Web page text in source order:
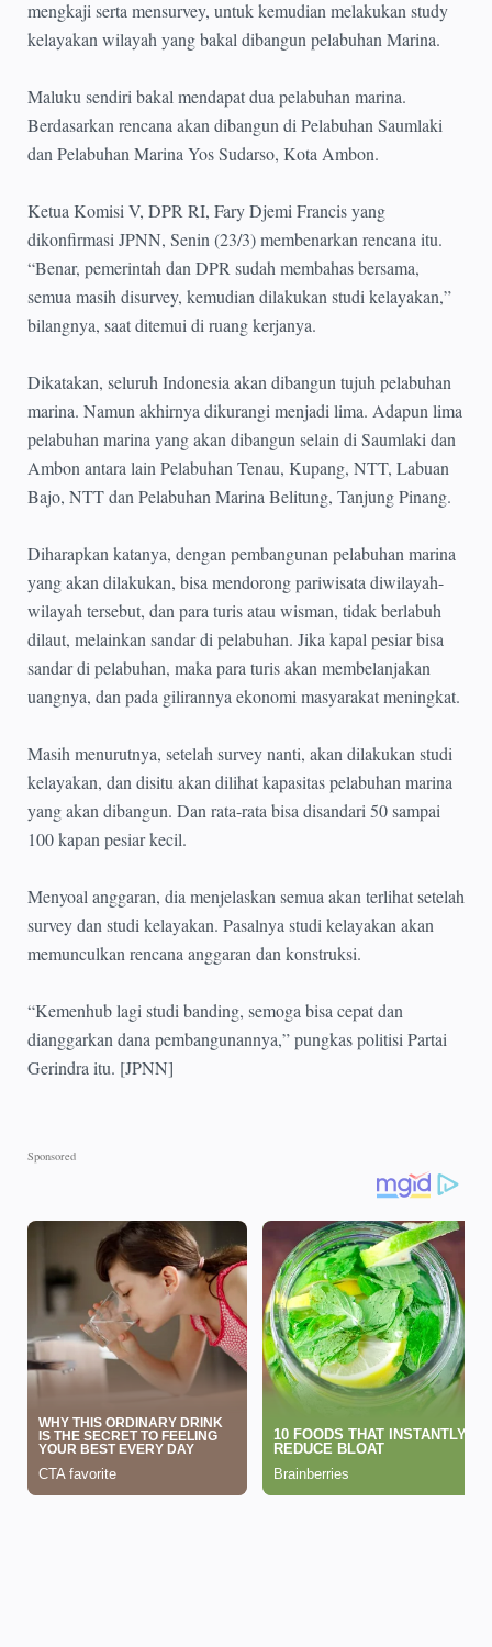
mengkaji serta mensurvey, untuk kemudian melakukan study
kelayakan wilayah yang bakal dibangun pelabuhan Marina.
Maluku sendiri bakal mendapat dua pelabuhan marina.
Berdasarkan rencana akan dibangun di Pelabuhan Saumlaki
dan Pelabuhan Marina Yos Sudarso, Kota Ambon.
Ketua Komisi V, DPR RI, Fary Djemi Francis yang
dikonfirmasi JPNN, Senin (23/3) membenarkan rencana itu.
“Benar, pemerintah dan DPR sudah membahas bersama,
semua masih disurvey, kemudian dilakukan studi kelayakan,”
bilangnya, saat ditemui di ruang kerjanya.
Dikatakan, seluruh Indonesia akan dibangun tujuh pelabuhan
marina. Namun akhirnya dikurangi menjadi lima. Adapun lima
pelabuhan marina yang akan dibangun selain di Saumlaki dan
Ambon antara lain Pelabuhan Tenau, Kupang, NTT, Labuan
Bajo, NTT dan Pelabuhan Marina Belitung, Tanjung Pinang.
Diharapkan katanya, dengan pembangunan pelabuhan marina
yang akan dilakukan, bisa mendorong pariwisata diwilayah-
wilayah tersebut, dan para turis atau wisman, tidak berlabuh
dilaut, melainkan sandar di pelabuhan. Jika kapal pesiar bisa
sandar di pelabuhan, maka para turis akan membelanjakan
uangnya, dan pada gilirannya ekonomi masyarakat meningkat.
Masih menurutnya, setelah survey nanti, akan dilakukan studi
kelayakan, dan disitu akan dilihat kapasitas pelabuhan marina
yang akan dibangun. Dan rata-rata bisa disandari 50 sampai
100 kapan pesiar kecil.
Menyoal anggaran, dia menjelaskan semua akan terlihat setelah
survey dan studi kelayakan. Pasalnya studi kelayakan akan
memunculkan rencana anggaran dan konstruksi.
“Kemenhub lagi studi banding, semoga bisa cepat dan
dianggarkan dana pembangunannya,” pungkas politisi Partai
Gerindra itu. [JPNN]